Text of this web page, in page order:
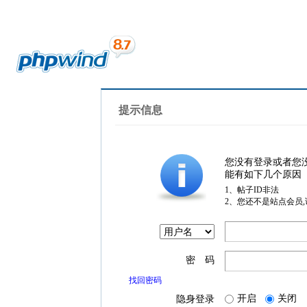
提示信息
您没有登录或者您
能有如下几个原因
1、帖子ID非法
2、您还不是站点会员
密 码
找回密码
隐身登录 开启 关闭